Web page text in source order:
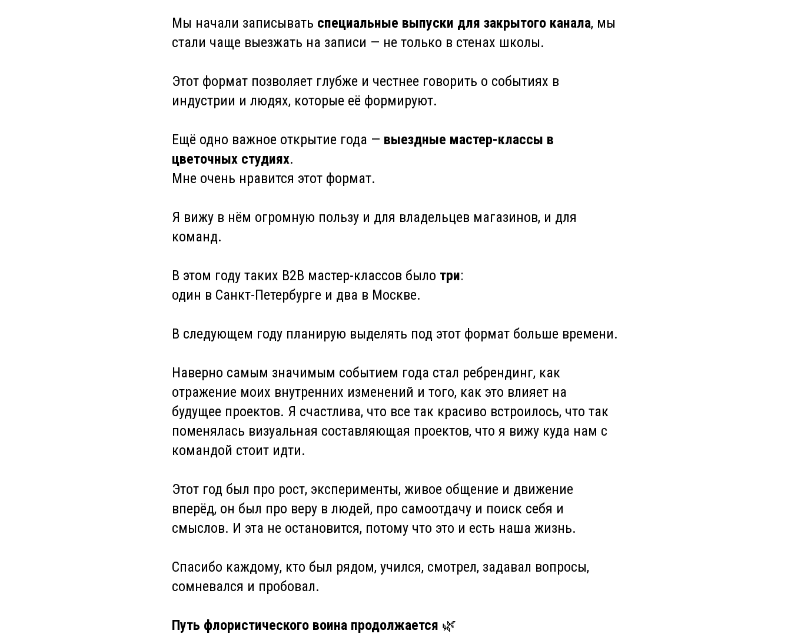
Мы начали записывать специальные выпуски для закрытого канала, мы
стали чаще выезжать на записи — не только в стенах школы.
Этот формат позволяет глубже и честнее говорить о событиях в
индустрии и людях, которые её формируют.
Ещё одно важное открытие года — выездные мастер-классы в
цветочных студиях.
Мне очень нравится этот формат.
Я вижу в нём огромную пользу и для владельцев магазинов, и для
команд.
В этом году таких B2B мастер-классов было три:
один в Санкт-Петербурге и два в Москве.
В следующем году планирую выделять под этот формат больше времени.
Наверно самым значимым событием года стал ребрендинг, как
отражение моих внутренних изменений и того, как это влияет на
будущее проектов. Я счастлива, что все так красиво встроилось, что так
поменялась визуальная составляющая проектов, что я вижу куда нам с
командой стоит идти.
Этот год был про рост, эксперименты, живое общение и движение
вперёд, он был про веру в людей, про самоотдачу и поиск себя и
смыслов. И эта не остановится, потому что это и есть наша жизнь.
Спасибо каждому, кто был рядом, учился, смотрел, задавал вопросы,
сомневался и пробовал.
Путь флористического воина продолжается 🌿